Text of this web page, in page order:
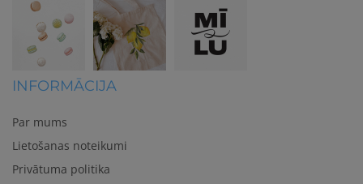
INFORMĀCIJA
Par mums
Lietošanas noteikumi
Privātuma politika